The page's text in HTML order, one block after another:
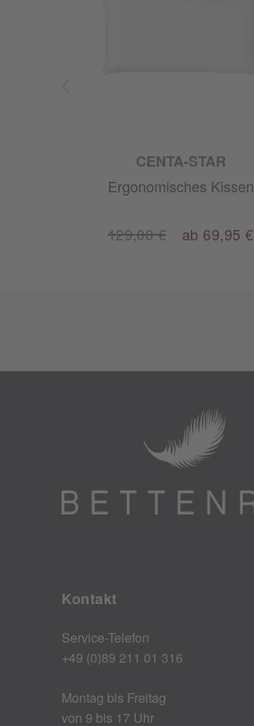
CENTA-STAR
Ergonomisches Kissen
129,00 € ab 69,95 €
Kontakt
Service-Telefon
+49 (0)89 211 01 316
Montag bis Freitag
von 9 bis 17 Uhr